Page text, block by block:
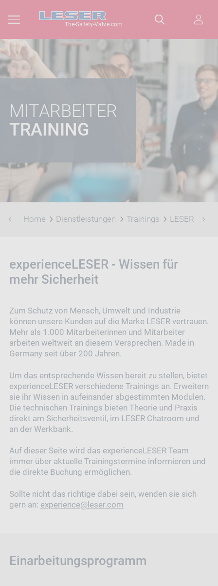
The-Safety-Valve.com
MITARBEITER
TRAINING
Home Dienstleistungen Trainings LESER
experienceLESER - Wissen für
mehr Sicherheit
Zum Schutz von Mensch, Umwelt und Industrie
können unsere Kunden auf die Marke LESER vertrauen.
Mehr als 1.000 Mitarbeiterinnen und Mitarbeiter
arbeiten weltweit an diesem Versprechen. Made in
Germany seit über 200 Jahren.
Um das entsprechende Wissen bereit zu stellen, bietet
experienceLESER verschiedene Trainings an. Erweitern
sie ihr Wissen in aufeinander abgestimmten Modulen.
Die technischen Trainings bieten Theorie und Praxis
direkt am Sicherheitsventil, im LESER Chatroom und
an der Werkbank.
Auf dieser Seite wird das experienceLESER Team
immer über aktuelle Trainingstermine informieren und
die direkte Buchung ermöglichen.
Sollte nicht das richtige dabei sein, wenden sie sich
gern an: experience@leser.com
Einarbeitungsprogramm